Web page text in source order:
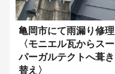
亀岡市にて雨漏り修理
〈モニエル瓦からスー
パーガルテクトへ葺き
替え〉